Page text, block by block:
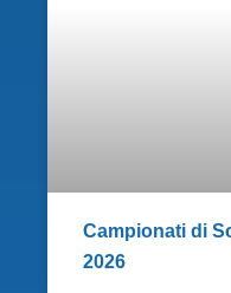
Campionati di
2026